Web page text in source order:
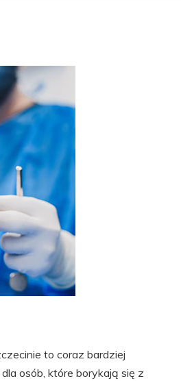
to coraz bardziej
osób, które borykają się z